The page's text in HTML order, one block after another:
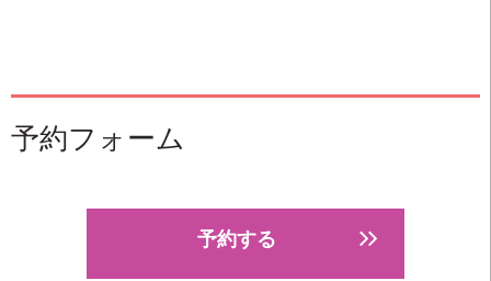
予約フォーム
予約する